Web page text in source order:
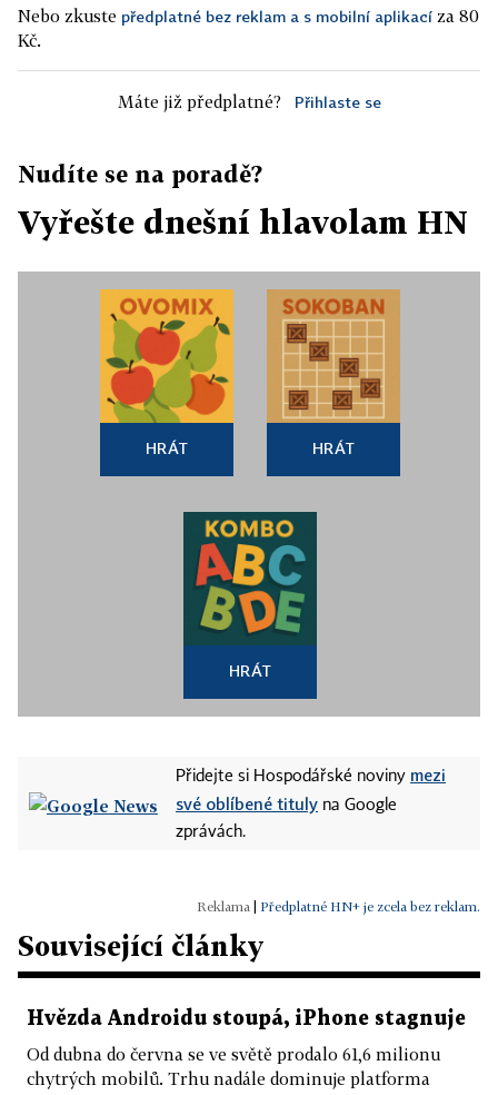
Nebo zkuste předplatné bez reklam a s mobilní aplikací za 80
Kč.
Máte již předplatné? Přihlaste se
Nudíte se na poradě?
Vyřešte dnešní hlavolam HN
HRÁT HRÁT
HRÁT
Přidejte si Hospodářské noviny mezi
své oblíbené tituly na Google
zprávách.
Předplatné HN+ je zcela bez reklam.
Související články
Hvězda Androidu stoupá, iPhone stagnuje
Od dubna do června se ve světě prodalo 61,6 milionu
chytrých mobilů. Trhu nadále dominuje platforma